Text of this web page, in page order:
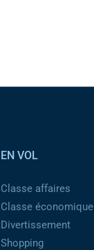
EN VOL
Classe affaires
Classe économique
Divertissement
Shopping